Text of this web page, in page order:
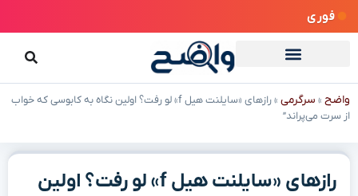
فوری
واضح » سرگرمی »
رازهای «سایلنت هیل f» لو رفت؟ اولین نگاه به کابوسی که خواب
از سرت می‌پراند”
رازهای «سایلنت هیل f» لو رفت؟ اولین